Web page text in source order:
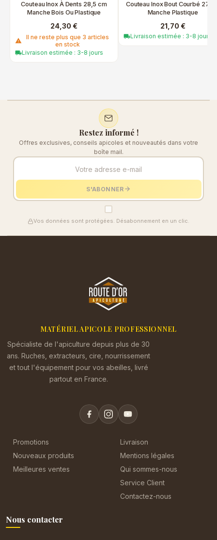
Couteau Inox À Dents 28,5 cm
Manche Bois Ou Plastique
24,30 €
warning
Il ne reste plus que 3 articles
en stock
local_shippingLivraison estimée : 3-8 jours
Couteau Inox Bout Courbé 27
Manche Plastique
21,70 €
local_shippingLivraison estimée : 3-8 jours
Restez informé !
Offres exclusives, conseils apicoles et nouveautés dans votre
boîte mail.
S'ABONNER
Vos données sont protégées. Désabonnement en un clic.
MATÉRIEL APICOLE PROFESSIONNEL
Spécialiste de l'apiculture depuis plus de 30
ans. Ruches, extracteurs, cire, nourrissement
et tout l'équipement pour vos abeilles, livré
partout en France.
Promotions
Nouveaux produits
Meilleures ventes
Livraison
Mentions légales
Qui sommes-nous
Service Client
Contactez-nous
Nous contacter